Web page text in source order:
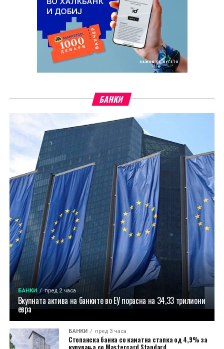
БАНКИ
БАНКИ пред 2 часа
Вкупната актива на банките во ЕУ порасна на 34,33 трилиони
евра
БАНКИ пред 3 часа
Стопанска банка со каматна стапка од 4,9% за